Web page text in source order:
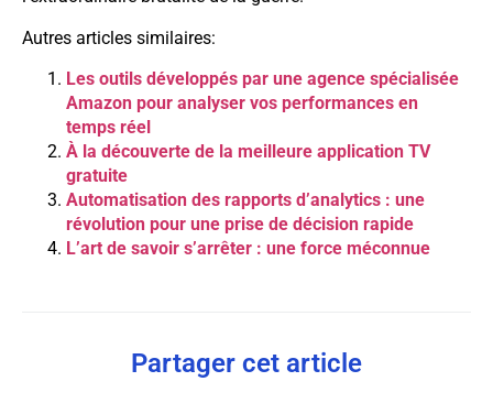
Autres articles similaires:
Les outils développés par une agence spécialisée
Amazon pour analyser vos performances en
temps réel
À la découverte de la meilleure application TV
gratuite
Automatisation des rapports d’analytics : une
révolution pour une prise de décision rapide
L’art de savoir s’arrêter : une force méconnue
Partager cet article